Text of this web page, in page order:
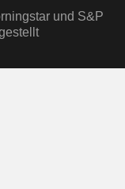
und S&P